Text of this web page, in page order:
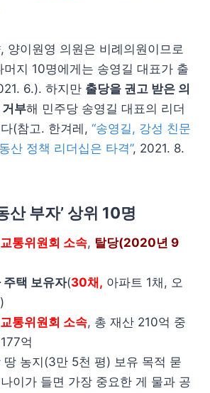
양이원영 의원은 비례의원이므로
지 10명에게는 송영길 대표가 출
6.). 하지만 출당을 권고 받은 의
부해 민주당 송영길 대표의 리더
(참고. 한겨레, “송영길, 강성 친문
산 정책 리더십은 타격”, 2021. 8.
산 부자’ 상위 10명
통위원회 소속, 탈당(2020년 9
주택 보유자(30채, 아파트 1채, 오
통위원회 소속, 총 재산 210억 중
억
땅 농지(3만 5천 평) 보유 목적 묻
나이가 들면 가장 중요한 게 물과 공